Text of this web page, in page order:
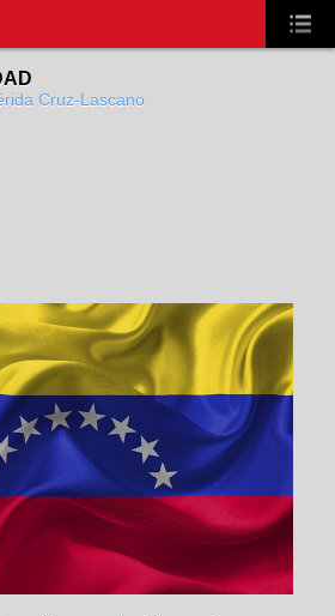
Cruz-Lascano